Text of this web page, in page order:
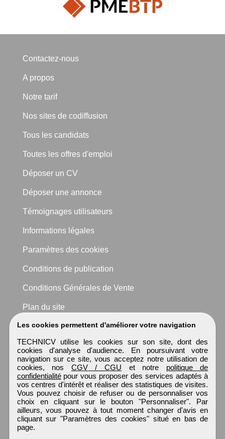
Les cookies permettent d'améliorer votre navigation
TECHNICV utilise les cookies sur son site, dont des
cookies d'analyse d'audience. En poursuivant votre
navigation sur ce site, vous acceptez notre utilisation de
cookies, nos CGV / CGU et notre politique de
confidentialitépour vous proposer des services adaptés à
vos centres d'intérêt et réaliser des statistiques de visites.
Vous pouvez choisir de refuser ou de personnaliser vos
choix en cliquant sur le bouton "Personnaliser". Par
ailleurs, vous pouvez à tout moment changer d'avis en
cliquant sur "Paramètres des cookies" situé en bas de
page.
Contactez-nous
A propos
Notre tarif
Nos sites de codiffusion
Tous les candidats
Toutes les offres d'emploi
Déposer un CV
Déposer une annonce
Témoignages utilisateurs
Informations légales
Paramètres des cookies
Conditions de publication
Conditions Générales de Vente
Plan du site